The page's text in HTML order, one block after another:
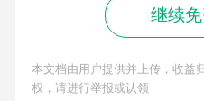
继续
本文档由用户提供并上传，收益
权，请进行举报或认领